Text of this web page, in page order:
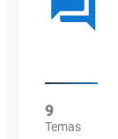
9
Temas